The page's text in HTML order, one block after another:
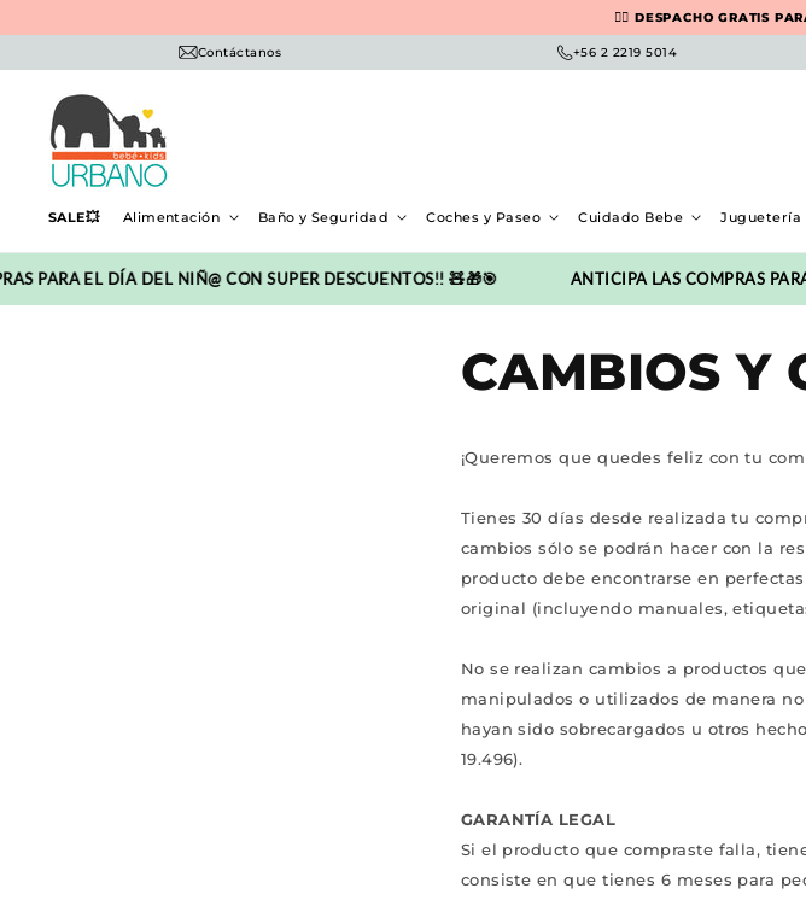
al contenido
🚛💨 DESPACHO
👉🏻 DESPACHO GRATIS
Contáctanos +56 2 2219 5014
SALE💥 Alimentación Baño y Seguridad Coches y Paseo Cuidado Bebe Juguetería
PARA EL DÍA DEL NIÑ@ CON SUPER DESCUENTOS!! 🧸🎁🎯 ANTICIPA LAS COMPRAS PARA
CAMBIOS Y
¡Queremos que quedes feliz con tu
Tienes 30 días desde realizada tu
cambios sólo se podrán hacer con la
producto debe encontrarse en
original (incluyendo manuales,
No se realizan cambios a productos
manipulados o utilizados de manera
hayan sido sobrecargados u otros
19.496).
GARANTÍA LEGAL
Si el producto que compraste falla,
consiste en que tienes 6 meses para